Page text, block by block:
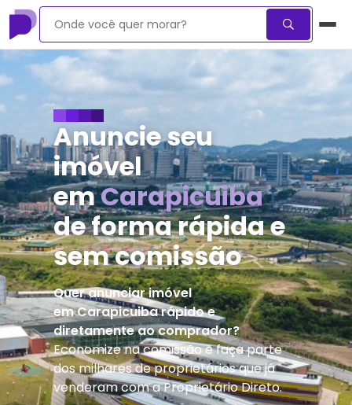
Anuncie seu
imóvel
emCarapicuiba
de forma rápida e
sem comissão
Quer anunciar imóvel
emCarapicuibarápido e
diretamente ao comprador?
Economize na comissão e faça parte
dos milhares de proprietários que já
venderam com a Proprietário Direto.